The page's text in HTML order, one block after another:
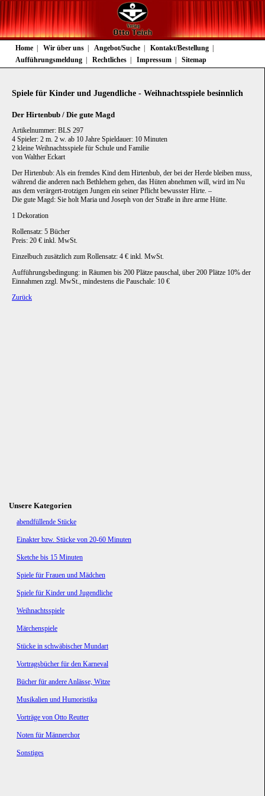
Navigation
überspringen
Home Wir über uns Angebot/Suche
Kontakt/Bestellung
Aufführungsmeldung
Rechtliches Impressum Sitemap
Spiele für Kinder und Jugendliche - Weihnachtsspiele besinnlich
Der Hirtenbub / Die gute Magd
Artikelnummer: BLS 297
4 Spieler: 2 m. 2 w. ab 10 Jahre Spieldauer: 10 Minuten
2 kleine Weihnachtsspiele für Schule und Familie
von Walther Eckart
Der Hirtenbub: Als ein fremdes Kind dem Hirtenbub, der bei der Herde bleiben muss,
während die anderen nach Bethlehem gehen, das Hüten abnehmen will, wird im Nu
aus dem verärgert-trotzigen Jungen ein seiner Pflicht bewusster Hirte. –
Die gute Magd: Sie holt Maria und Joseph von der Straße in ihre arme Hütte.
1 Dekoration
Rollensatz: 5 Bücher
Preis: 20 € inkl. MwSt.
Einzelbuch zusätzlich zum Rollensatz: 4 € inkl. MwSt.
Aufführungsbedingung: in Räumen bis 200 Plätze pauschal, über 200 Plätze 10% der
Einnahmen zzgl. MwSt., mindestens die Pauschale: 10 €
Zurück
Unsere Kategorien
Navigation
abendfüllende Stücke
Einakter bzw. Stücke von 20-60 Minuten
Sketche bis 15 Minuten
Spiele für Frauen und Mädchen
Spiele für Kinder und Jugendliche
Weihnachtsspiele
Märchenspiele
Stücke in schwäbischer Mundart
Vortragsbücher für den Karneval
Bücher für andere Anlässe, Witze
Musikalien und Humoristika
Vorträge von Otto Reutter
Noten für Männerchor
Sonstiges